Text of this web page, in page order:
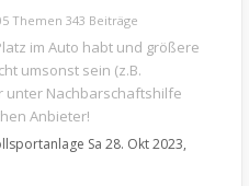
Themen 343 Beiträge
im Auto habt und größere
umsonst sein (z.B.
unter Nachbarschaftshilfe
Anbieter!
Sa 28. Okt 2023,